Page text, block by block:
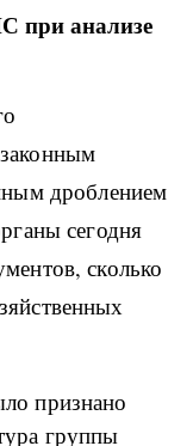
при анализе
дроблением
сегодня
сколько
признано
группы